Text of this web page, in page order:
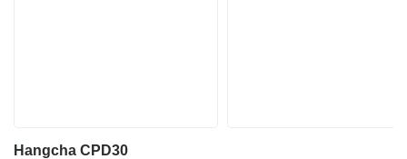
Hangcha CPD30